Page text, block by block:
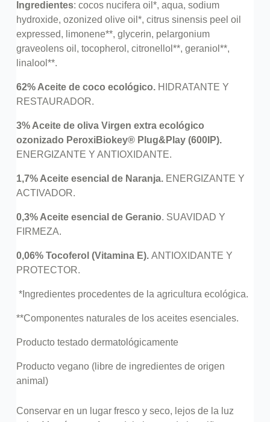
Ingredientes: cocos nucifera oil*, aqua, sodium
hydroxide, ozonized olive oil*, citrus sinensis peel oil
expressed, limonene**, glycerin, pelargonium
graveolens oil, tocopherol, citronellol**, geraniol**,
linalool**.
62% Aceite de coco ecológico. HIDRATANTE Y
RESTAURADOR.
3% Aceite de oliva Virgen extra ecológico
ozonizado PeroxiBiokey® Plug&Play (600IP).
ENERGIZANTE Y ANTIOXIDANTE.
1,7% Aceite esencial de Naranja. ENERGIZANTE Y
ACTIVADOR.
0,3% Aceite esencial de Geranio. SUAVIDAD Y
FIRMEZA.
0,06% Tocoferol (Vitamina E). ANTIOXIDANTE Y
PROTECTOR.
*Ingredientes procedentes de la agricultura ecológica.
**Componentes naturales de los aceites esenciales.
Producto testado dermatológicamente
Producto vegano (libre de ingredientes de origen
animal)
Conservar en un lugar fresco y seco, lejos de la luz